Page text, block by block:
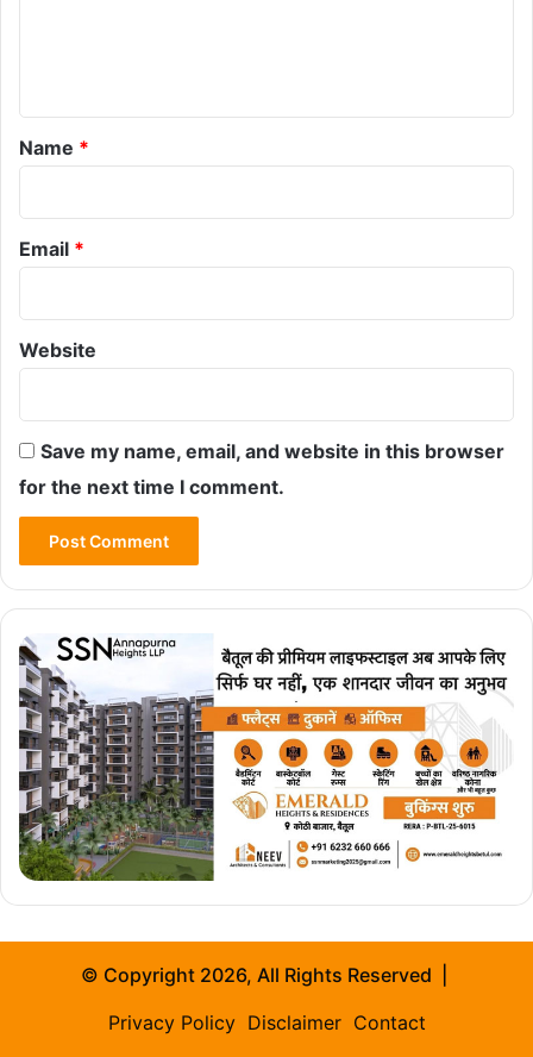
*
Name *
Email *
Website
Save my name, email, and website in this browser
for the next time I comment.
© Copyright 2026, All Rights Reserved |
Privacy Policy Disclaimer Contact